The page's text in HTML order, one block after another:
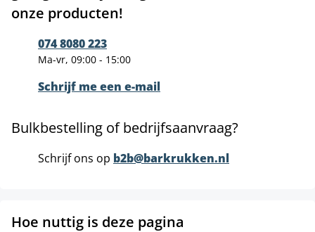
onze producten!
074 8080 223
Ma-vr, 09:00 - 15:00
Schrijf me een e-mail
Bulkbestelling of bedrijfsaanvraag?
Schrijf ons op b2b@barkrukken.nl
Hoe nuttig is deze pagina